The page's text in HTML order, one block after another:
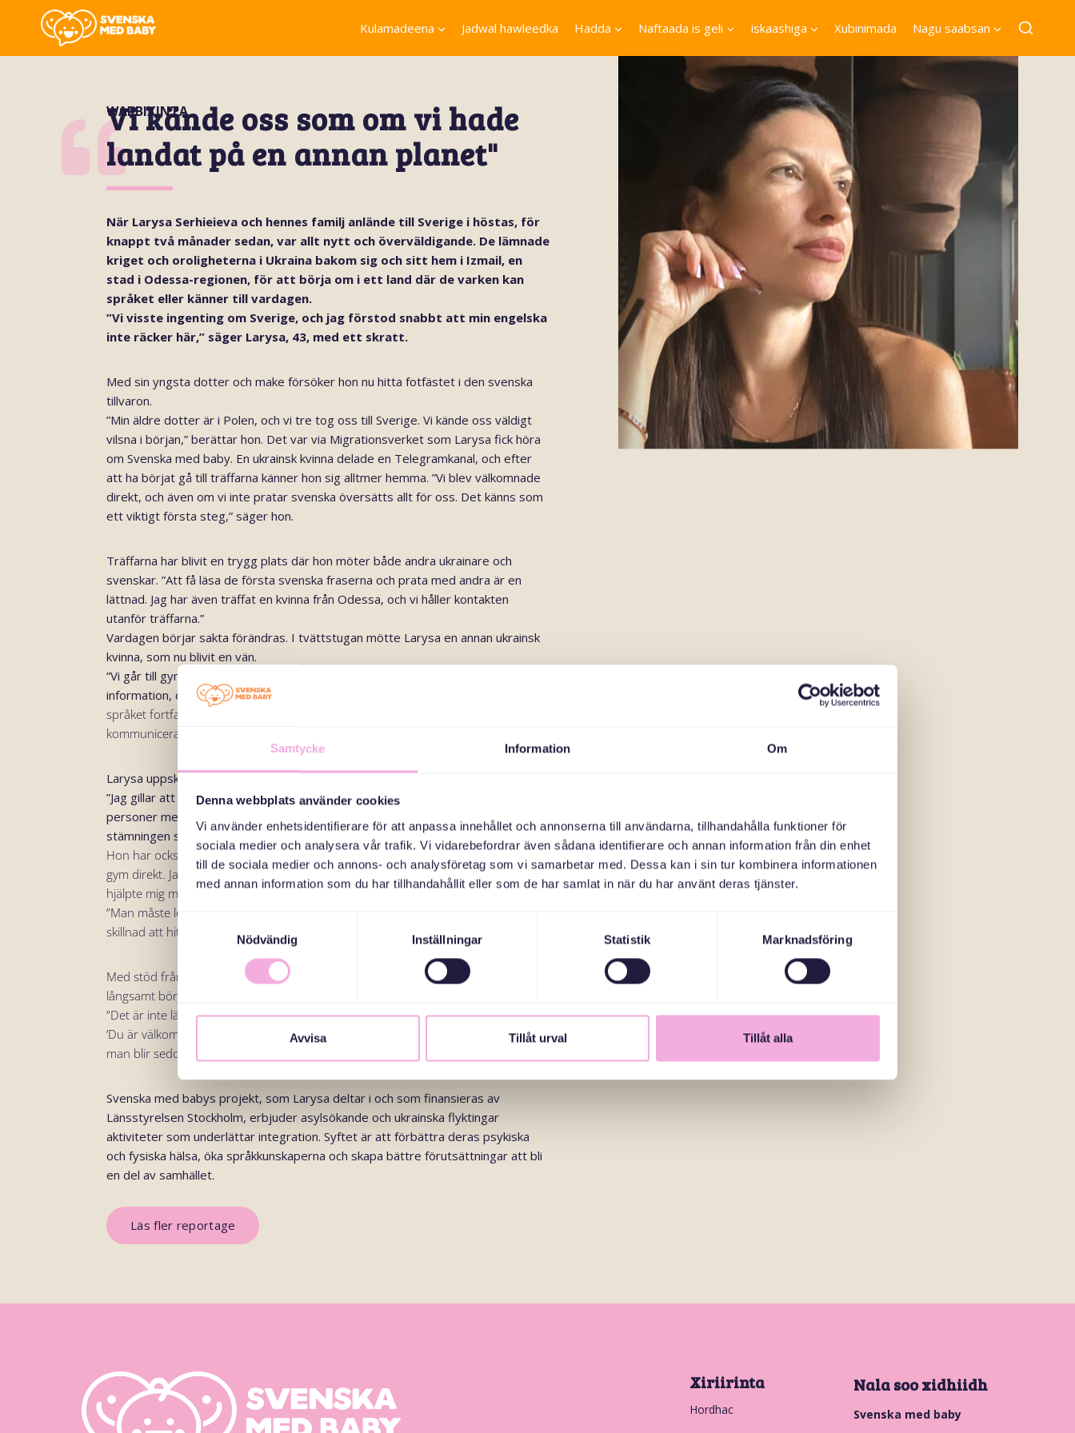
Samtycke Information Om
Denna webbplats använder cookies
Vi använder enhetsidentifierare för att anpassa innehållet och annonserna till användarna, tillhandahålla funktioner för
sociala medier och analysera vår trafik. Vi vidarebefordrar även sådana identifierare och annan information från din enhet
till de sociala medier och annons- och analysföretag som vi samarbetar med. Dessa kan i sin tur kombinera informationen
med annan information som du har tillhandahållit eller som de har samlat in när du har använt deras tjänster.
Samtyckesval
Nödvändig
Inställningar Statistik Marknadsföring
Avvisa Tillåt urval Tillåt alla
Kulamadeena Jadwal hawleedka Hadda Naftaada is geli iskaashiga Xubinimada Nagu saabsan
WARBIXINTA
Vi kände oss som om vi hade
landat på en annan planet"
När Larysa Serhieieva och hennes familj anlände till Sverige i höstas, för
knappt två månader sedan, var allt nytt och överväldigande. De lämnade
kriget och oroligheterna i Ukraina bakom sig och sitt hem i Izmail, en
stad i Odessa-regionen, för att börja om i ett land där de varken kan
språket eller känner till vardagen.
”Vi visste ingenting om Sverige, och jag förstod snabbt att min engelska
inte räcker här,” säger Larysa, 43, med ett skratt.
Med sin yngsta dotter och make försöker hon nu hitta fotfästet i den svenska
tillvaron.
”Min äldre dotter är i Polen, och vi tre tog oss till Sverige. Vi kände oss väldigt
vilsna i början,” berättar hon. Det var via Migrationsverket som Larysa fick höra
om Svenska med baby. En ukrainsk kvinna delade en Telegramkanal, och efter
att ha börjat gå till träffarna känner hon sig alltmer hemma. ”Vi blev välkomnade
direkt, och även om vi inte pratar svenska översätts allt för oss. Det känns som
ett viktigt första steg,” säger hon.
Träffarna har blivit en trygg plats där hon möter både andra ukrainare och
svenskar. ”Att få läsa de första svenska fraserna och prata med andra är en
lättnad. Jag har även träffat en kvinna från Odessa, och vi håller kontakten
utanför träffarna.”
Vardagen börjar sakta förändras. I tvättstugan mötte Larysa en annan ukrainsk
kvinna, som nu blivit en vän.
”Vi går till gymmet tillsammans, handlar och pratar. Hon hjälper mig med
information, och det betyder mycket,” säger Larysa.
språket fortfarande är en stor utmaning. ”Det är svårt att inte kunna
kommunicera. Vi behöver fler språkkurser och aktiviteter där vi kan träna.”
Larysa uppskattar dock många saker i sitt nya land.
”Jag gillar att allt är så tillgängligt, som till exempel ramper för barnvagnar och
personer med funktionsnedsättning. Och dekorationerna överallt inför julen gör
stämningen så fin.”
Hon har också hittat egna sätt att hantera omställningen. ”Jag började leta efter ett
gym direkt. Jag mådde psykiskt dåligt i början, men att ha något att fokusera på
hjälpte mig mycket.”För andra nyanlända har hon ett tydligt råd:
”Man måste leta efter språkcaféer och aktiviteter som intresserar en. Det gör
skillnad att hitta gemenskap, och det finns alltid någon som vill hjälpa.”
Med stöd från träffarna och de nya relationer hon bygger, känner Larysa att hon
långsamt börjar landa på denna ”nya planet”.
”Det är inte lätt att börja om, men det går. Och ibland räcker det att någon säger:
’Du är välkommen hit. Det är så lite som behövs för att göra en glad och känna att
man blir sedd”, avslutar Larysa.
Svenska med babys projekt, som Larysa deltar i och som finansieras av
Länsstyrelsen Stockholm, erbjuder asylsökande och ukrainska flyktingar
aktiviteter som underlättar integration. Syftet är att förbättra deras psykiska
och fysiska hälsa, öka språkkunskaperna och skapa bättre förutsättningar att bli
en del av samhället.
Läs fler reportage
Xiriirinta
Hordhac
Nala soo xidhiidh
Svenska med baby